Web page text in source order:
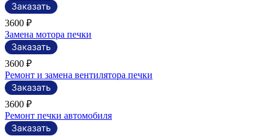
3600 ₽
Замена мотора печки
3600 ₽
Ремонт и замена вентилятора печки
3600 ₽
Ремонт печки автомобиля